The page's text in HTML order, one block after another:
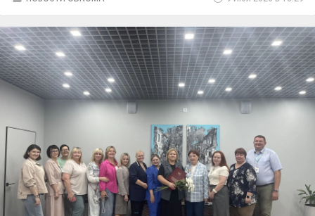
девятого созыва по Тюменскому одномандатному
избирательному округу №183.